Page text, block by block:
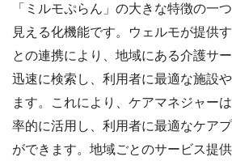
「ミルモぷらん」の大きな特徴の一
見える化機能です。ウェルモが提供
との連携により、地域にある介護サ
迅速に検索し、利用者に最適な施設
ます。これにより、ケアマネジャー
率的に活用し、利用者に最適なケア
ができます。地域ごとのサービス提